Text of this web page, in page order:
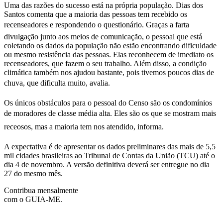
Uma das razões do sucesso está na própria população. Dias dos
Santos comenta que a maioria das pessoas tem recebido os
recenseadores e respondendo o questionário. Graças a farta
divulgação junto aos meios de comunicação, o pessoal que está
coletando os dados da população não estão encontrando dificuldade
ou mesmo resistência das pessoas. Elas reconhecem de imediato os
recenseadores, que fazem o seu trabalho. Além disso, a condição
climática também nos ajudou bastante, pois tivemos poucos dias de
chuva, que dificulta muito, avalia.
Os únicos obstáculos para o pessoal do Censo são os condomínios
de moradores de classe média alta. Eles são os que se mostram mais
receosos, mas a maioria tem nos atendido, informa.
A expectativa é de apresentar os dados preliminares das mais de 5,5
mil cidades brasileiras ao Tribunal de Contas da União (TCU) até o
dia 4 de novembro. A versão definitiva deverá ser entregue no dia
27 do mesmo mês.
Contribua mensalmente
com o GUIA-ME.